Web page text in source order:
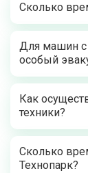
Сколько
Для машин с
особый
Как
техники?
Сколько
Технопарк?